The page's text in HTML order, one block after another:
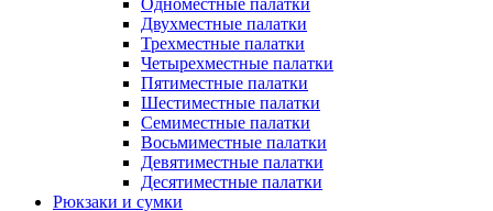
Одноместные палатки
Двухместные палатки
Трехместные палатки
Четырехместные палатки
Пятиместные палатки
Шестиместные палатки
Семиместные палатки
Восьмиместные палатки
Девятиместные палатки
Десятиместные палатки
Рюкзаки и сумки